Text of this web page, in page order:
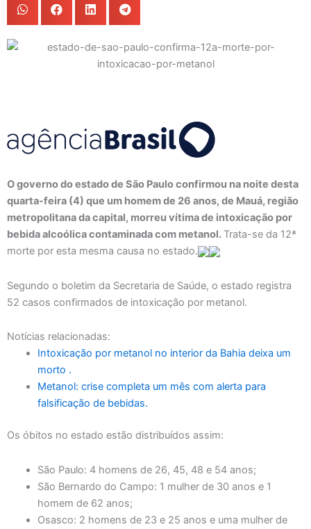
O governo do estado de São Paulo confirmou na noite desta
quarta-feira (4) que um homem de 26 anos, de Mauá, região
metropolitana da capital, morreu vítima de intoxicação por
bebida alcoólica contaminada com metanol. Trata-se da 12ª
morte por esta mesma causa no estado.
Segundo o boletim da Secretaria de Saúde, o estado registra
52 casos confirmados de intoxicação por metanol.
Notícias relacionadas:
Intoxicação por metanol no interior da Bahia deixa um
morto .
Metanol: crise completa um mês com alerta para
falsificação de bebidas.
Os óbitos no estado estão distribuídos assim:
São Paulo: 4 homens de 26, 45, 48 e 54 anos;
São Bernardo do Campo: 1 mulher de 30 anos e 1
homem de 62 anos;
Osasco: 2 homens de 23 e 25 anos e uma mulher de